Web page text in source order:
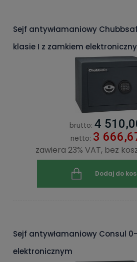
Sejf antywłamaniowy
klasie I z zamkiem
brutto: 4
netto: 3
zawiera 23% VAT, bez
Dodaj do
Sejf antywłamaniowy Consul
elektronicznym